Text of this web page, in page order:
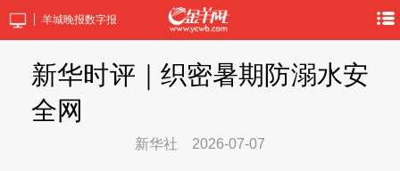
羊城晚报数字报
新华时评｜织密暑期防溺水安
全网
新华社 2026-07-07